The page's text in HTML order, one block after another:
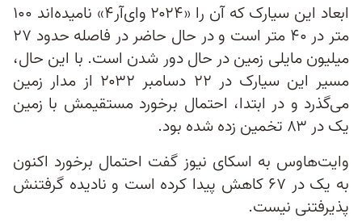
ابعاد این سیارک که آن را «۲۰۲۴ وای‌آر۴» نامیده‌اند ۱۰۰
متر در ۴۰ متر است و در حال حاضر در فاصله حدود ۲۷
میلیون مایلی زمین در حال دور شدن است. با این حال،
مسیر این سیارک در ۲۲ دسامبر ۲۰۳۲ از مدار زمین
می‌گذرد و در ابتدا، احتمال برخورد مستقیمش با زمین
یک در ۸۳ تخمین زده شده بود.
وایت‌هاوس به اسکای نیوز گفت احتمال برخورد اکنون
به یک در ۶۷ کاهش پیدا کرده است و نادیده گرفتنش
پذیرفتنی نیست.